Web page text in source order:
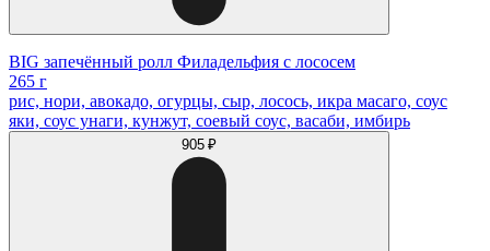
BIG запечённый ролл Филадельфия с лососем
265 г
рис, нори, авокадо, огурцы, сыр, лосось, икра масаго, соус
яки, соус унаги, кунжут, соевый соус, васаби, имбирь
905 ₽